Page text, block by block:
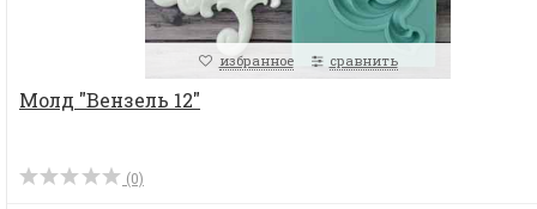
избранное сравнить
Молд "Вензель 12"
(0)